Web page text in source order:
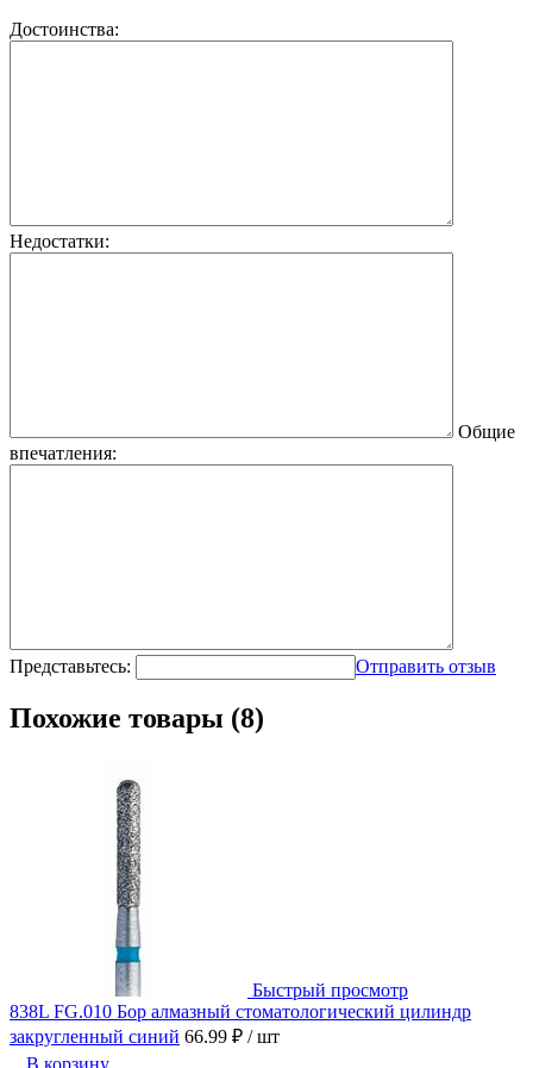
Достоинства:
Недостатки:
Общие
впечатления:
Представьтесь: Отправить отзыв
Похожие товары (8)
Быстрый просмотр
838L FG.010 Бор алмазный стоматологический цилиндр
закругленный синий 66.99 ₽ / шт